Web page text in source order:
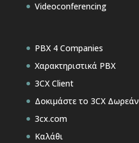
Videoconferencing
PBX 4 Companies
Χαρακτηριστικά PBX
3CX Client
Δοκιμάστε το 3CX Δωρεάν
3cx.com
Καλάθι